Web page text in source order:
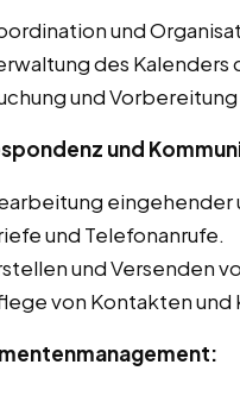
und
des Kalenders
und
und
eingehender
und Telefonanrufe.
und Versenden
von Kontakten